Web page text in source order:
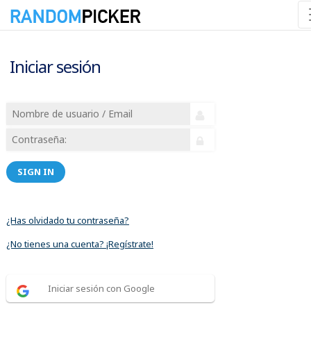
Iniciar sesión
SIGN IN
¿Has olvidado tu contraseña?
¿No tienes una cuenta? ¡Regístrate!
Iniciar sesión con Google